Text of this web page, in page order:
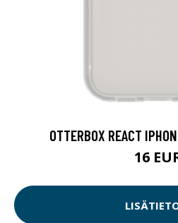
OTTERBOX REACT
16